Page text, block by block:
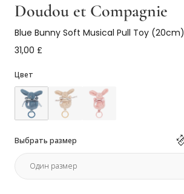
Doudou et Compagnie
Blue Bunny Soft Musical Pull Toy (20cm)
31,00 £
Цвет
Выбрать размер